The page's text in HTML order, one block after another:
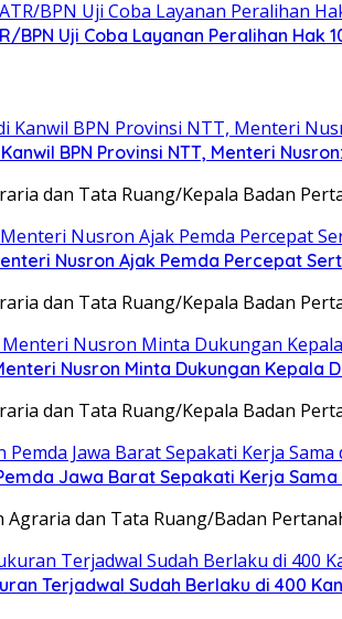
BPN Uji Coba Layanan Peralihan Hak
BPN Provinsi NTT, Menteri
dan Tata Ruang/Kepala Badan
Nusron Ajak Pemda Percepat
dan Tata Ruang/Kepala Badan
Nusron Minta Dukungan Kepala
dan Tata Ruang/Kepala Badan
Jawa Barat Sepakati Kerja
Agraria dan Tata Ruang/Badan
Terjadwal Sudah Berlaku di 400